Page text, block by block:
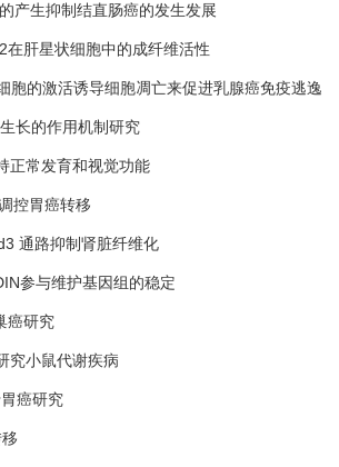
产生抑制结直肠癌的发生发展
肝星状细胞中的成纤维活性
胞的激活诱导细胞凋亡来促进乳腺癌免疫逃逸
长的作用机制研究
正常发育和视觉功能
控胃癌转移
通路抑制肾脏纤维化
参与维护基因组的稳定
癌研究
究小鼠代谢疾病
癌研究